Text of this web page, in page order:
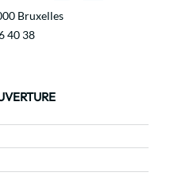
Bruxelles
40 38